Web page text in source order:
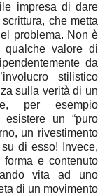
impresa di dare
che metta
problema. Non è
valore di
da
stilistico
sulla verità di un
per esempio
esistere un “puro
un rivestimento
di esso! Invece,
e contenuto
vita ad uno
di un movimento